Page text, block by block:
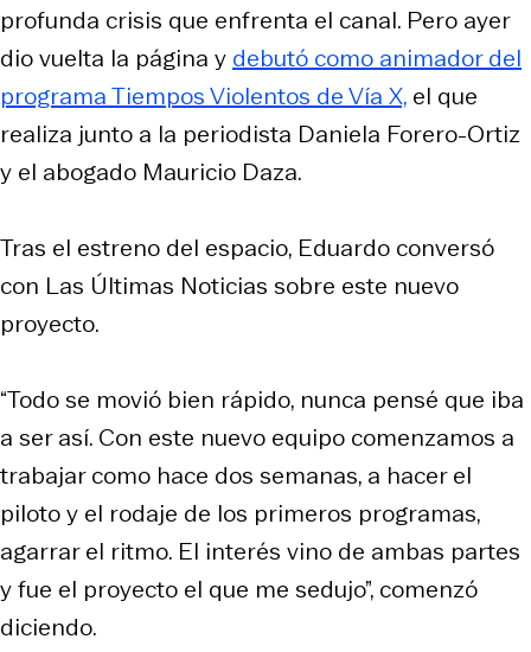
profunda crisis que enfrenta el canal. Pero ayer
dio vuelta la página y debutó como animador del
programa Tiempos Violentos de Vía X, el que
realiza junto a la periodista Daniela Forero-Ortiz
y el abogado Mauricio Daza.
Tras el estreno del espacio, Eduardo conversó
con Las Últimas Noticias sobre este nuevo
proyecto.
“Todo se movió bien rápido, nunca pensé que iba
a ser así. Con este nuevo equipo comenzamos a
trabajar como hace dos semanas, a hacer el
piloto y el rodaje de los primeros programas,
agarrar el ritmo. El interés vino de ambas partes
y fue el proyecto el que me sedujo”, comenzó
diciendo.